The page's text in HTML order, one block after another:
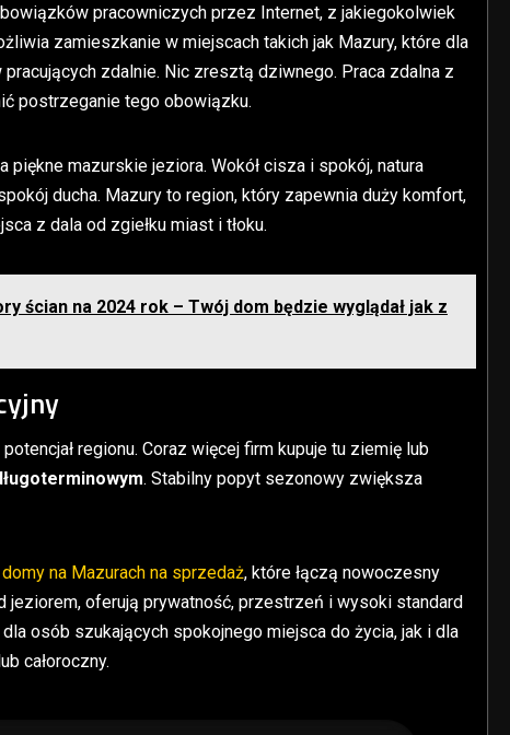
pracowniczych przez Internet, z jakiegokolwiek
zamieszkanie w miejscach takich jak Mazury, które dla
zdalnie. Nic zresztą dziwnego. Praca zdalna z
postrzeganie tego obowiązku.
mazurskie jeziora. Wokół cisza i spokój, natura
ducha. Mazury to region, który zapewnia duży komfort,
z dala od zgiełku miast i tłoku.
ścian na 2024 rok – Twój dom będzie wyglądał jak z
regionu. Coraz więcej firm kupuje tu ziemię lub
. Stabilny popyt sezonowy zwiększa
domy na Mazurach na sprzedaż, które łączą nowoczesny
jeziorem, oferują prywatność, przestrzeń i wysoki standard
osób szukających spokojnego miejsca do życia, jak i dla
całoroczny.